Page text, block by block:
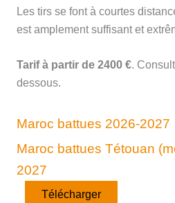
Les tirs se font à courtes
est amplement suffisant et
Tarif à partir de 2400 €.
dessous.
Maroc battues 2026-2027
Maroc battues Tétouan
2027
Télécharger